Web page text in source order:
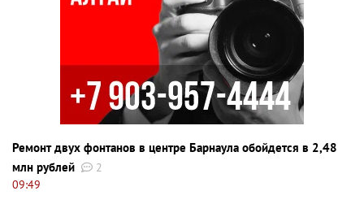
Ремонт двух фонтанов в центре Барнаула обойдется в 2,48
млн рублей
2
09:49